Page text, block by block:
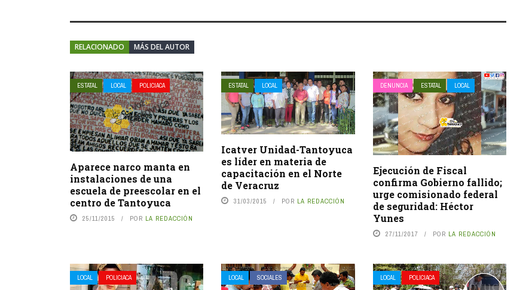
RELACIONADO MÁS DEL AUTOR
ESTATAL LOCAL POLICIACA
Aparece narco manta en
instalaciones de una
escuela de preescolar en el
centro de Tantoyuca
25/11/2015 POR LA REDACCIÓN
ESTATAL LOCAL
Icatver Unidad-Tantoyuca
es líder en materia de
capacitación en el Norte
de Veracruz
31/03/2015 POR LA REDACCIÓN
DENUNCIA ESTATAL LOCAL
Ejecución de Fiscal
confirma Gobierno fallido;
urge comisionado federal
de seguridad: Héctor
Yunes
27/11/2017 POR LA REDACCIÓN
LOCAL POLICIACA LOCAL SOCIALES LOCAL POLICIACA